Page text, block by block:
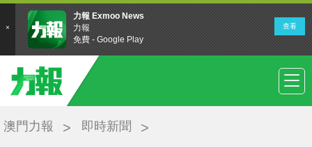
澳門力報 即時新聞